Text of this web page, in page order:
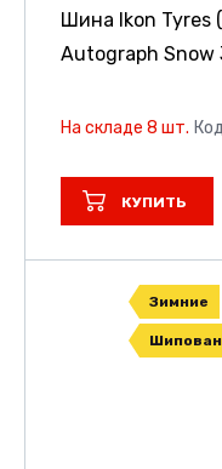
Шина Ikon Tyres
Autograph Snow
На складе 8 шт.
КУПИТЬ
Зимние